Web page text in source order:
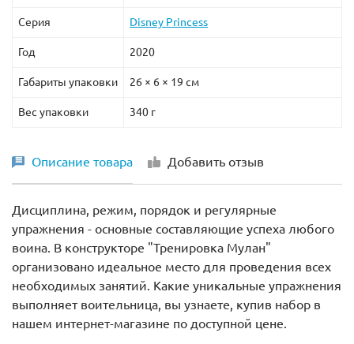
Серия Disney Princess
Год 2020
Габариты упаковки 26 × 6 × 19 см
Вес упаковки 340 г
Описание товара Добавить отзыв
Дисциплина, режим, порядок и регулярные
упражнения - основные составляющие успеха любого
воина. В конструкторе "Тренировка Мулан"
организовано идеальное место для проведения всех
необходимых занятий. Какие уникальные упражнения
выполняет воительница, вы узнаете, купив набор в
нашем интернет-магазине по доступной цене.